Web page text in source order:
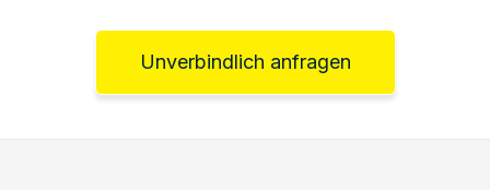
Unverbindlich anfragen